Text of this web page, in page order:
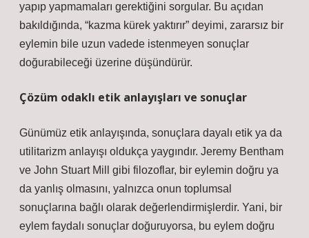
yapıp yapmamaları gerektiğini sorgular. Bu açıdan
bakıldığında, “kazma kürek yaktırır” deyimi, zararsız bir
eylemin bile uzun vadede istenmeyen sonuçlar
doğurabileceği üzerine düşündürür.
Çözüm odaklı etik anlayışları ve sonuçlar
Günümüz etik anlayışında, sonuçlara dayalı etik ya da
utilitarizm anlayışı oldukça yaygındır. Jeremy Bentham
ve John Stuart Mill gibi filozoflar, bir eylemin doğru ya
da yanlış olmasını, yalnızca onun toplumsal
sonuçlarına bağlı olarak değerlendirmişlerdir. Yani, bir
eylem faydalı sonuçlar doğuruyorsa, bu eylem doğru